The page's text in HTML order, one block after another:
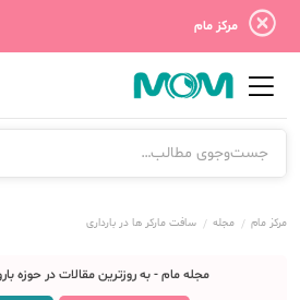
مرکز مام
مرکز مام مجله سافت مارکر ها در بارداری
مجله مام - به روزترین مقالات در حوزه